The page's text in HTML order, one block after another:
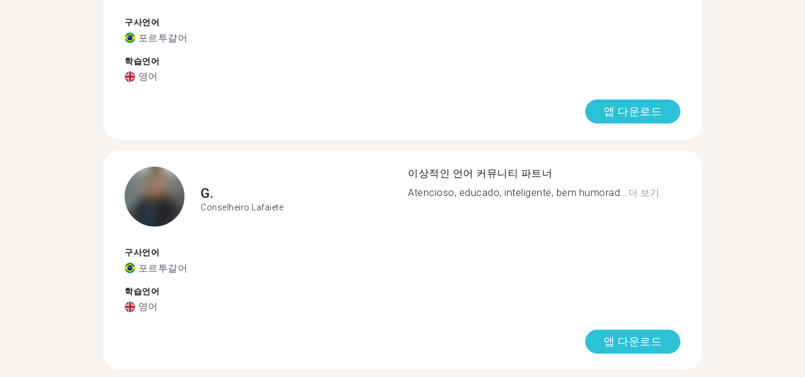
구사언어
포르투갈어
학습언어
영어
앱 다운로드
G.
Conselheiro Lafaiete
구사언어
포르투갈어
학습언어
영어
이상적인 언어 커뮤니티 파트너
Atencioso, educado, inteligente, bem humorad...더 보기
앱 다운로드